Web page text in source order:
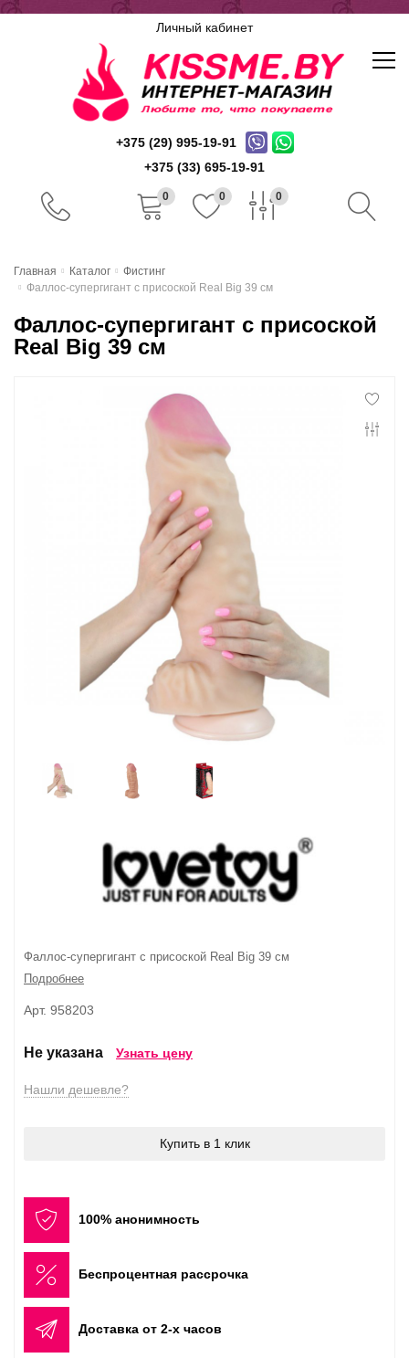
Личный кабинет
+375 (29) 995-19-91
+375 (33) 695-19-91
0 0 0
Доставка и оплата
Контакты
Конфиденциальность
Гарантии и возврат
Беспроцентная рассрочка
Главная Каталог
Фистинг
Фаллос-супергигант с присоской Real Big 39 см
Фаллос-супергигант с присоской
Real Big 39 см
Фаллос-супергигант с присоской Real Big 39 см
Подробнее
Арт. 958203
Не указана Узнать цену
Нашли дешевле?
Купить в 1 клик
100% анонимность
Беспроцентная рассрочка
Доставка от 2-х часов